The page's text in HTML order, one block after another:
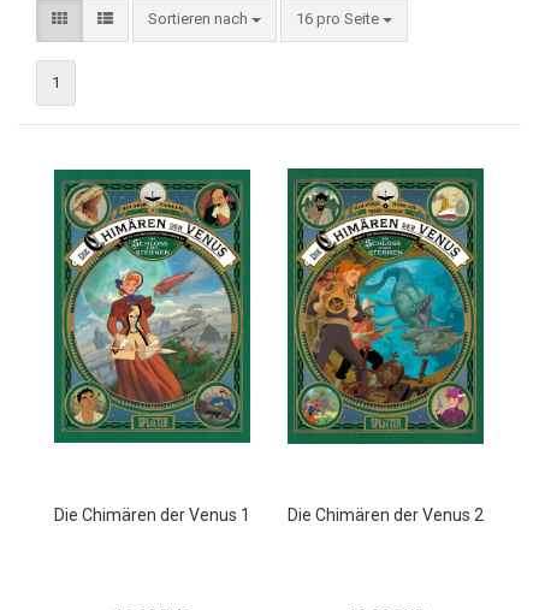
Sortieren nach 16 pro Seite
1
Die Chimären der Venus 1 Die Chimären der Venus 2